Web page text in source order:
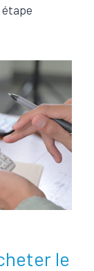
étape
le